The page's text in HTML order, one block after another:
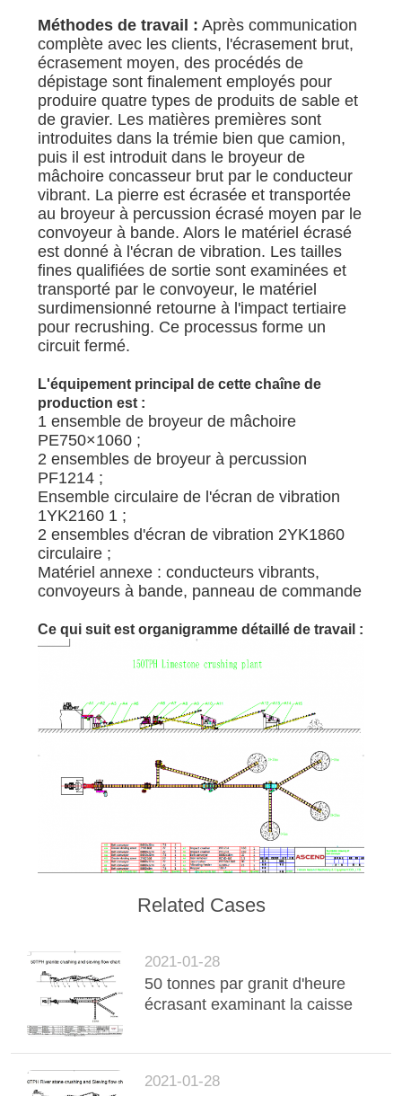
CONFIDENTIALITÉ
Méthodes de travail : Après communication
complète avec les clients, l'écrasement brut,
écrasement moyen, des procédés de
dépistage sont finalement employés pour
produire quatre types de produits de sable et
de gravier. Les matières premières sont
introduites dans la trémie bien que camion,
puis il est introduit dans le broyeur de
mâchoire concasseur brut par le conducteur
vibrant. La pierre est écrasée et transportée
au broyeur à percussion écrasé moyen par le
convoyeur à bande. Alors le matériel écrasé
est donné à l'écran de vibration. Les tailles
fines qualifiées de sortie sont examinées et
transporté par le convoyeur, le matériel
surdimensionné retourne à l'impact tertiaire
pour recrushing. Ce processus forme un
circuit fermé.
L'équipement principal de cette chaîne de
production est :
1 ensemble de broyeur de mâchoire
PE750×1060 ;
2 ensembles de broyeur à percussion
PF1214 ;
Ensemble circulaire de l'écran de vibration
1YK2160 1 ;
2 ensembles d'écran de vibration 2YK1860
circulaire ;
Matériel annexe : conducteurs vibrants,
convoyeurs à bande, panneau de commande
Ce qui suit est organigramme détaillé de travail :
Related Cases
2021-01-28
50 tonnes par granit d'heure
écrasant examinant la caisse
2021-01-28